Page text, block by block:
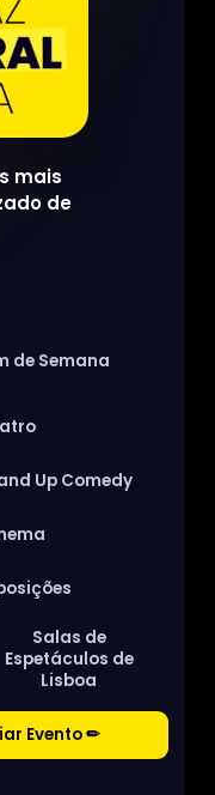
mais
de
de Semana
Up Comedy
Salas de
Espetáculos de
Lisboa
Evento ✏